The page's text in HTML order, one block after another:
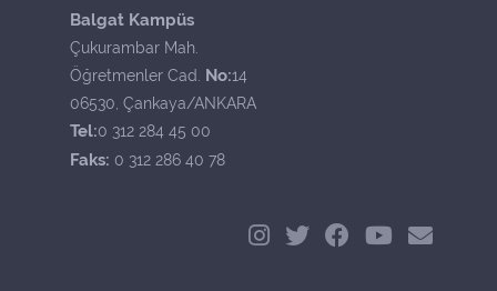
Balgat Kampüs
Çukurambar Mah.
Öğretmenler Cad. No:14
06530, Çankaya/ANKARA
Tel:0 312 284 45 00
Faks: 0 312 286 40 78